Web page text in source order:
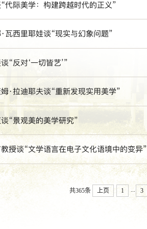
代际美学：构建跨越时代的正义”
瓦西里耶娃谈“现实与幻象问题”
“反对‘一切皆艺’”
·拉迪耶夫谈“重新发现实用美学”
“景观美的美学研究”
授谈“文学语言在电子文化语境中的变异”
共365条 上页 1 ... 3